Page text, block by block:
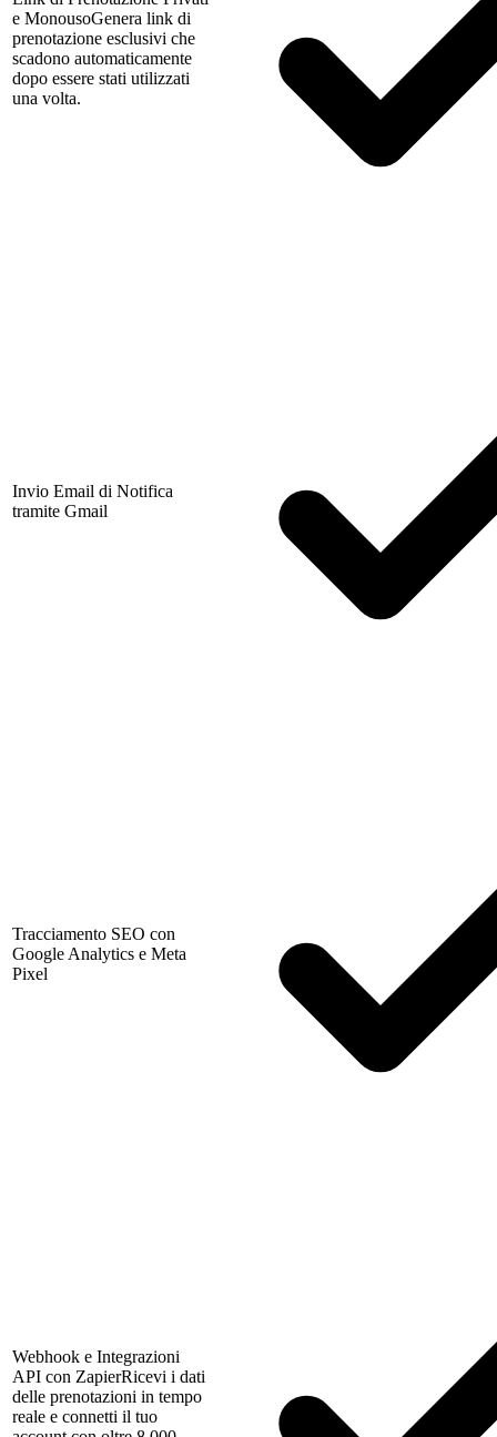
e MonousoGenera link di
prenotazione esclusivi che
scadono automaticamente
dopo essere stati utilizzati
una volta.
Invio Email di Notifica
tramite Gmail
Tracciamento SEO con
Google Analytics e Meta
Pixel
Webhook e Integrazioni
API con ZapierRicevi i dati
delle prenotazioni in tempo
reale e connetti il tuo